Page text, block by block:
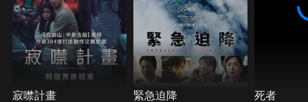
寂噤計畫 緊急迫降 死者